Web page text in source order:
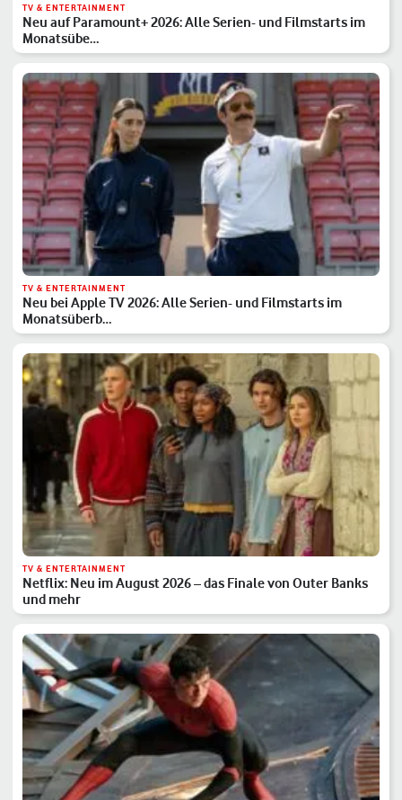
TV & ENTERTAINMENT
Neu auf Paramount+ 2026: Alle Serien- und Filmstarts im
Monatsübe…
TV & ENTERTAINMENT
Neu bei Apple TV 2026: Alle Serien- und Filmstarts im
Monatsüberb…
TV & ENTERTAINMENT
Netflix: Neu im August 2026 – das Finale von Outer Banks
und mehr